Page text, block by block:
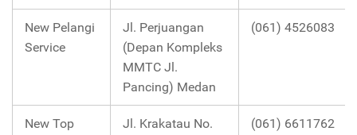
New Pelangi
Service
Jl. Perjuangan
(Depan Kompleks
MMTC Jl.
Pancing) Medan
(061) 4526083
New Top
Jl. Krakatau No.
(061) 6611762